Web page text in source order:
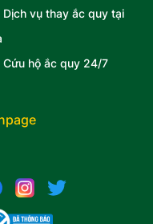
Dịch vụ thay ắc quy tại
Cứu hộ ắc quy 24/7